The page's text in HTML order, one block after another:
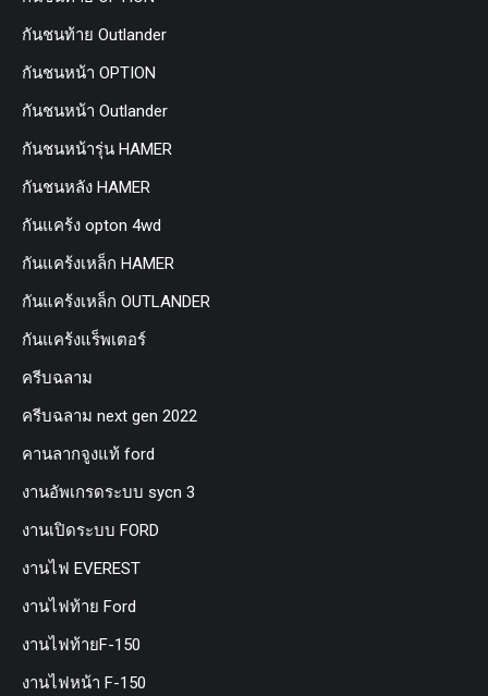
กันชนท้าย Outlander
กันชนหน้า OPTION
กันชนหน้า Outlander
กันชนหน้ารุ่น HAMER
กันชนหลัง HAMER
กันแคร้ง opton 4wd
กันแคร้งเหล็ก HAMER
กันแคร้งเหล็ก OUTLANDER
กันแคร้งแร็พเตอร์
ครีบฉลาม
ครีบฉลาม next gen 2022
คานลากจูงแท้ ford
งานอัพเกรดระบบ sycn 3
งานเปิดระบบ FORD
งานไฟ EVEREST
งานไฟท้าย Ford
งานไฟท้ายF-150
งานไฟหน้า F-150